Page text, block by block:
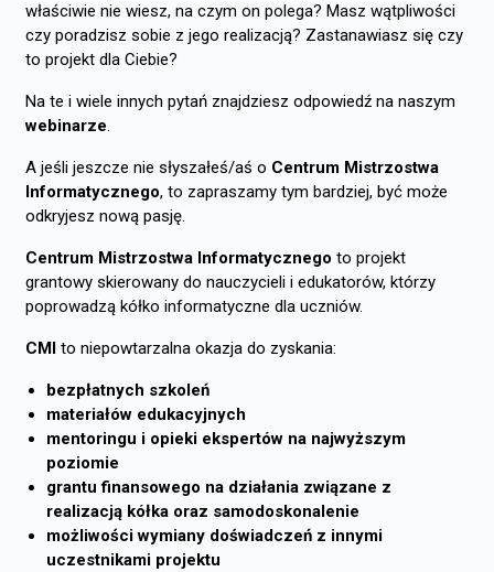
właściwie nie wiesz, na czym on polega? Masz wątpliwości
czy poradzisz sobie z jego realizacją? Zastanawiasz się czy
to projekt dla Ciebie?
Na te i wiele innych pytań znajdziesz odpowiedź na naszym
webinarze.
A jeśli jeszcze nie słyszałeś/aś o Centrum Mistrzostwa
Informatycznego, to zapraszamy tym bardziej, być może
odkryjesz nową pasję.
Centrum Mistrzostwa Informatycznego to projekt
grantowy skierowany do nauczycieli i edukatorów, którzy
poprowadzą kółko informatyczne dla uczniów.
CMI to niepowtarzalna okazja do zyskania:
bezpłatnych szkoleń
materiałów edukacyjnych
mentoringu i opieki ekspertów na najwyższym
poziomie
grantu finansowego na działania związane z
realizacją kółka oraz samodoskonalenie
możliwości wymiany doświadczeń z innymi
uczestnikami projektu